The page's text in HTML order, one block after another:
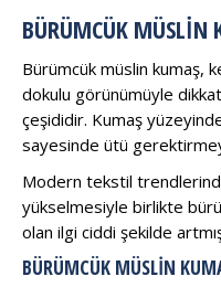
BÜRÜMCÜK MÜSLIN
Bürümcük müslin kumaş,
dokulu görünümüyle
çeşididir. Kumaş
sayesinde ütü
Modern tekstil
yükselmesiyle birlikte
olan ilgi ciddi şekilde
BÜRÜMCÜK MÜSLIN